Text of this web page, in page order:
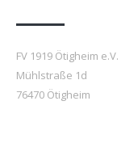
FV 1919 Ötigheim e.V.
Mühlstraße 1d
76470 Ötigheim